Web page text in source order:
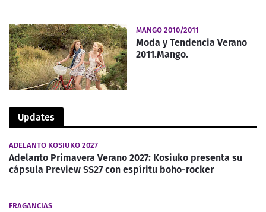
MANGO 2010/2011
Moda y Tendencia Verano
2011.Mango.
Updates
ADELANTO KOSIUKO 2027
Adelanto Primavera Verano 2027: Kosiuko presenta su
cápsula Preview SS27 con espíritu boho-rocker
FRAGANCIAS